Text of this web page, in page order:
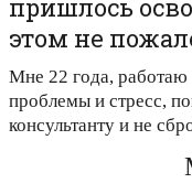
пришлось
этом не
Мне 22 года, работаю
проблемы и стресс,
консультанту и не